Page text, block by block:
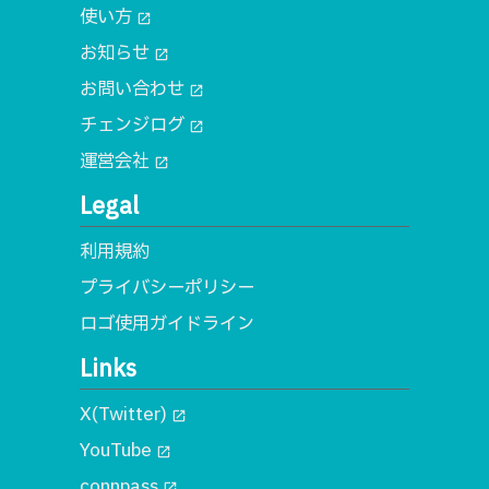
使い方 open_in_new
お知らせ open_in_new
お問い合わせ open_in_new
チェンジログ open_in_new
運営会社 open_in_new
Legal
利用規約
プライバシーポリシー
ロゴ使用ガイドライン
Links
X(Twitter) open_in_new
YouTube open_in_new